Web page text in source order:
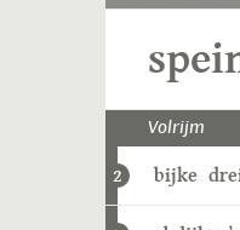
Volrijm
2 bijke